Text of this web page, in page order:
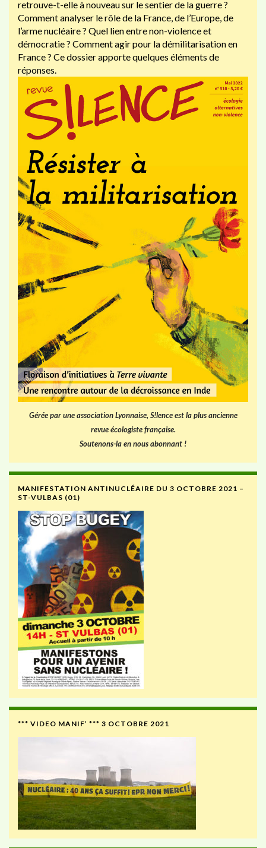
retrouve-t-elle à nouveau sur le sentier de la guerre ?
Comment analyser le rôle de la France, de l’Europe, de
l’arme nucléaire ? Quel lien entre non-violence et
démocratie ? Comment agir pour la démilitarisation en
France ? Ce dossier apporte quelques éléments de
réponses.
Gérée par une association Lyonnaise, S!lence est la plus ancienne
revue écologiste française.
Soutenons-la en nous abonnant !
MANIFESTATION ANTINUCLÉAIRE DU 3 OCTOBRE 2021 –
ST-VULBAS (01)
*** VIDEO MANIF’ *** 3 OCTOBRE 2021